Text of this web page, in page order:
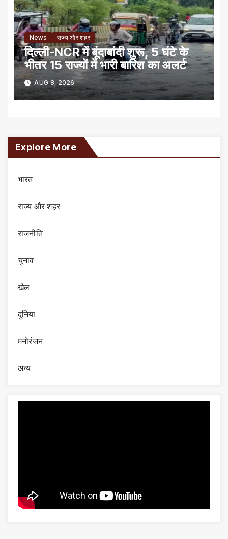
News राज्य और शहर
दिल्ली-NCR में बूंदाबांदी शुरू, 5 घंटे के
भीतर 15 राज्यों में भारी बारिश का अलर्ट
AUG 8, 2026
Explore More
भारत
राज्य और शहर
राजनीति
चुनाव
खेल
दुनिया
मनोरंजन
अन्य